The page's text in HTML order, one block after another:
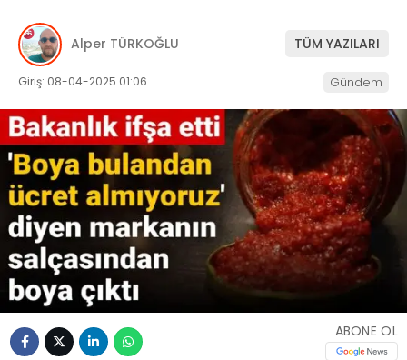
Alper TÜRKOĞLU TÜM YAZILARI
Giriş: 08-04-2025 01:06 Gündem
ABONE OL